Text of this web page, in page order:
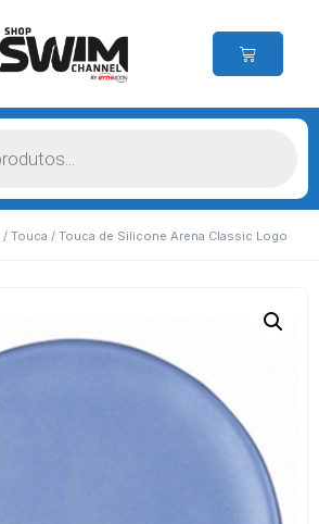
/ Touca / Touca de Silicone Arena Classic Logo